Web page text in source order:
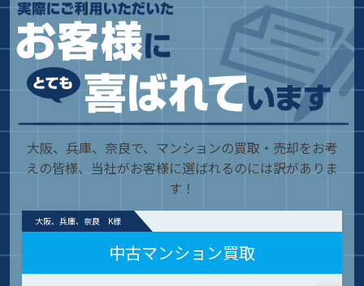
大阪、兵庫、奈良で、マンションの買取・売却をお考
えの皆様、当社がお客様に選ばれるのには訳がありま
す！
大阪、兵庫、奈良 K様
中古マンション買取